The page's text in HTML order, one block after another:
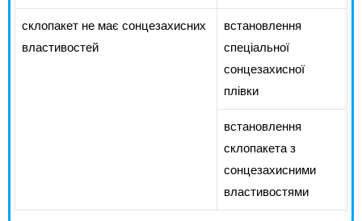
склопакет не має сонцезахисних
властивостей
встановлення
спеціальної
сонцезахисної
плівки
встановлення
склопакета з
сонцезахисними
властивостями